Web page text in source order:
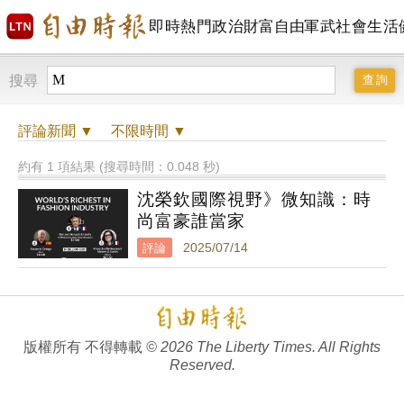
即時熱門政治財富自由軍武社會生活
搜尋
評論新聞 ▼ 不限時間 ▼
約有 1 項結果 (搜尋時間：0.048 秒)
沈榮欽國際視野》微知識：時
尚富豪誰當家
評論 2025/07/14
版權所有 不得轉載 © 2026 The Liberty Times. All Rights
Reserved.